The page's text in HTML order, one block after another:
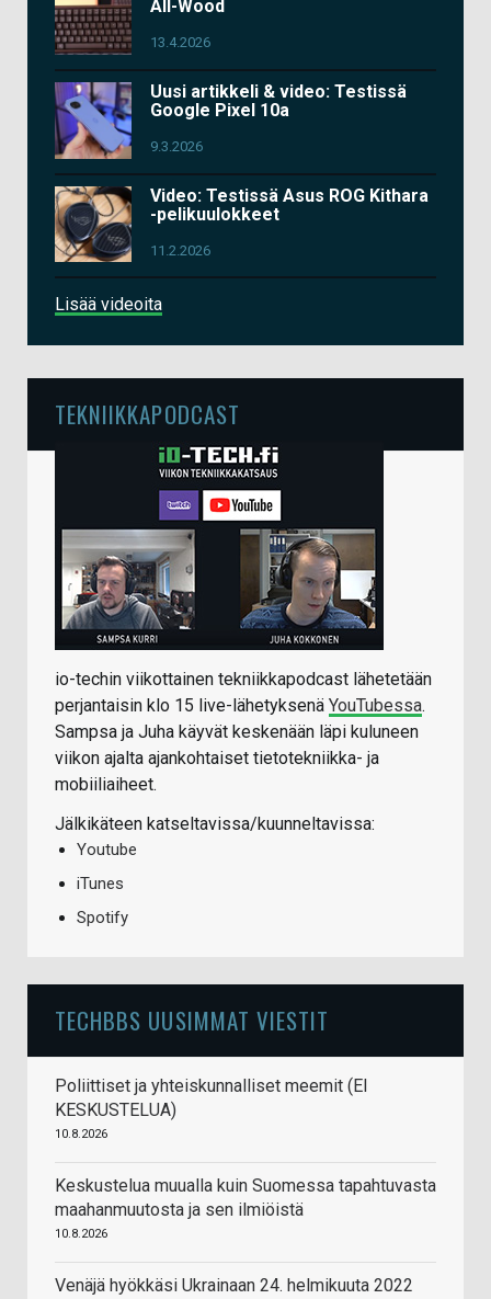
All-Wood
13.4.2026
Uusi artikkeli & video: Testissä
Google Pixel 10a
9.3.2026
Video: Testissä Asus ROG Kithara
-pelikuulokkeet
11.2.2026
Lisää videoita
TEKNIIKKAPODCAST
io-techin viikottainen tekniikkapodcast lähetetään
perjantaisin klo 15 live-lähetyksenä YouTubessa.
Sampsa ja Juha käyvät keskenään läpi kuluneen
viikon ajalta ajankohtaiset tietotekniikka- ja
mobiiliaiheet.
Jälkikäteen katseltavissa/kuunneltavissa:
Youtube
iTunes
Spotify
TECHBBS UUSIMMAT VIESTIT
Poliittiset ja yhteiskunnalliset meemit (EI
KESKUSTELUA)
10.8.2026
Keskustelua muualla kuin Suomessa tapahtuvasta
maahanmuutosta ja sen ilmiöistä
10.8.2026
Venäjä hyökkäsi Ukrainaan 24. helmikuuta 2022